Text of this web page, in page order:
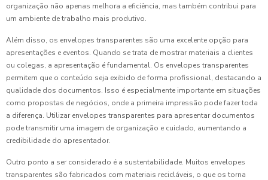
organização não apenas melhora a eficiência, mas também contribui para
um ambiente de trabalho mais produtivo.
Além disso, os envelopes transparentes são uma excelente opção para
apresentações e eventos. Quando se trata de mostrar materiais a clientes
ou colegas, a apresentação é fundamental. Os envelopes transparentes
permitem que o conteúdo seja exibido de forma profissional, destacando a
qualidade dos documentos. Isso é especialmente importante em situações
como propostas de negócios, onde a primeira impressão pode fazer toda
a diferença. Utilizar envelopes transparentes para apresentar documentos
pode transmitir uma imagem de organização e cuidado, aumentando a
credibilidade do apresentador.
Outro ponto a ser considerado é a sustentabilidade. Muitos envelopes
transparentes são fabricados com materiais recicláveis, o que os torna